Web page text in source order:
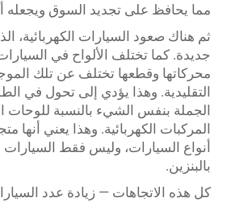
مما يحافظ على تجديد السوق ويجعله
ثم هناك صعود السيارات الكهربائية،
جديدة. كما تختلف الألواح في السيارات
محركاتها وقطعها تختلف عن تلك
التقليدية. وهذا يؤدي إلى تحول في
الجملة بنفس الشيء بالنسبة للوحات
المركبات الكهربائية. وهذا يعني أنها
أنواع السيارات، وليس فقط السيارات
بالبنزين.
كل هذه الاتجاهات — زيادة عدد